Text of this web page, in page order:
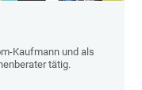
Kaufmann und als
tätig.